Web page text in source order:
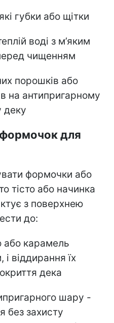
губки або щітки
воді з м’яким
чищенням
порошків або
на антипригарному
деку
для
формочки або
тісто або начинка
з поверхнею
до:
або карамель
віддирання їх
дека
шару -
без захисту